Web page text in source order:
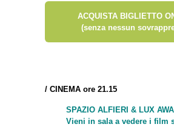
ACQUISTA BIGLIETTO
(senza nessun
/ CINEMA ore 21.15
SPAZIO ALFIERI & LUX
Vieni in sala a vedere i film